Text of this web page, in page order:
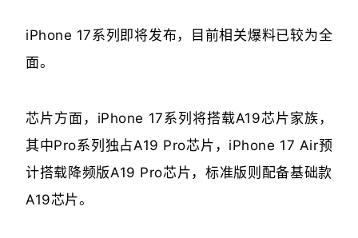
iPhone 17系列即将发布，目前相关爆料已较为全
面。
芯片方面，iPhone 17系列将搭载A19芯片家族，
其中Pro系列独占A19 Pro芯片，iPhone 17 Air预
计搭载降频版A19 Pro芯片，标准版则配备基础款
A19芯片。